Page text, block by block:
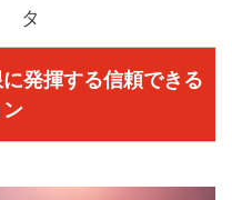
タ
発揮する信頼できる